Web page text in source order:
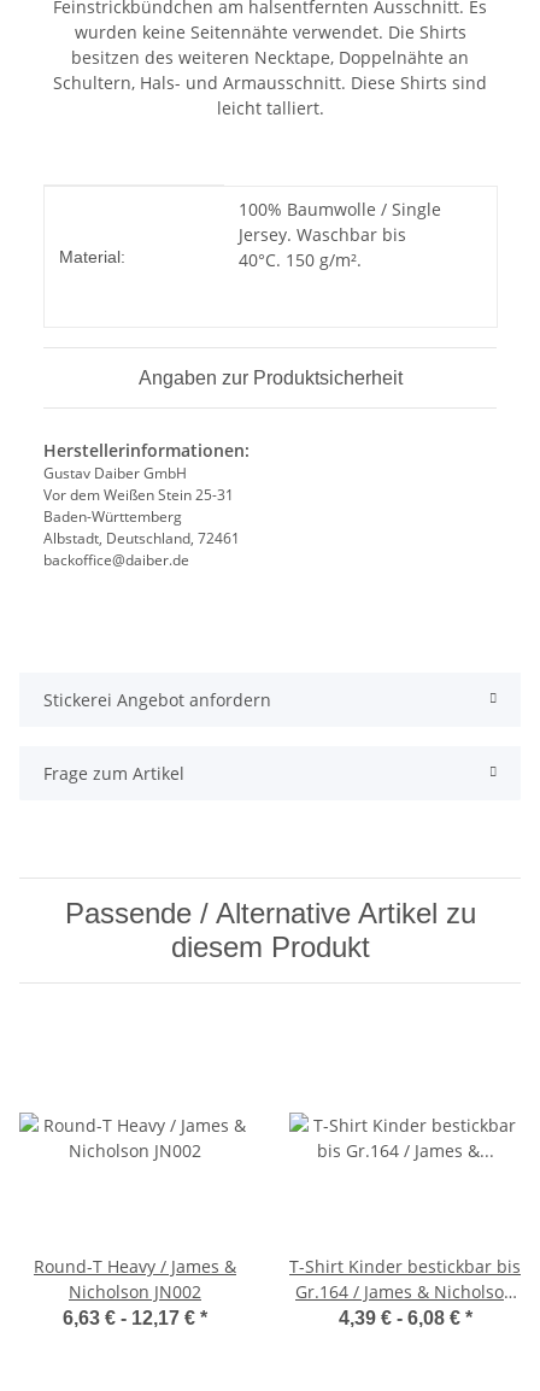
Feinstrickbündchen am halsentfernten Ausschnitt. Es
wurden keine Seitennähte verwendet. Die Shirts
besitzen des weiteren Necktape, Doppelnähte an
Schultern, Hals- und Armausschnitt. Diese Shirts sind
leicht talliert.
Material:
100% Baumwolle / Single
Jersey. Waschbar bis
40°C. 150 g/m².
Angaben zur Produktsicherheit
Herstellerinformationen:
Gustav Daiber GmbH
Vor dem Weißen Stein 25-31
Baden-Württemberg
Albstadt, Deutschland, 72461
backoffice@daiber.de
Stickerei Angebot anfordern
Frage zum Artikel
Passende / Alternative Artikel zu
diesem Produkt
Round-T Heavy / James &
Nicholson JN002
6,63 € - 12,17 € *
T-Shirt Kinder bestickbar bis
Gr.164 / James & Nicholson
JN019
4,39 € - 6,08 € *